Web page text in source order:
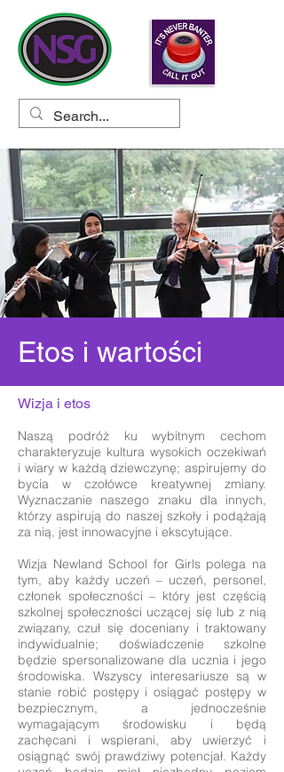
Etos i wartości
Wizja i etos
Naszą podróż ku wybitnym cechom
charakteryzuje kultura wysokich oczekiwań
i wiary w każdą dziewczynę; aspirujemy do
bycia w czołówce kreatywnej zmiany.
Wyznaczanie naszego znaku dla innych,
którzy aspirują do naszej szkoły i podążają
za nią, jest innowacyjne i ekscytujące.
Wizja Newland School for Girls polega na
tym, aby każdy uczeń – uczeń, personel,
członek społeczności – który jest częścią
szkolnej społeczności uczącej się lub z nią
związany, czuł się doceniany i traktowany
indywidualnie; doświadczenie szkolne
będzie spersonalizowane dla ucznia i jego
środowiska. Wszyscy interesariusze są w
stanie robić postępy i osiągać postępy w
bezpiecznym, a jednocześnie
wymagającym środowisku i będą
zachęcani i wspierani, aby uwierzyć i
osiągnąć swój prawdziwy potencjał. Każdy